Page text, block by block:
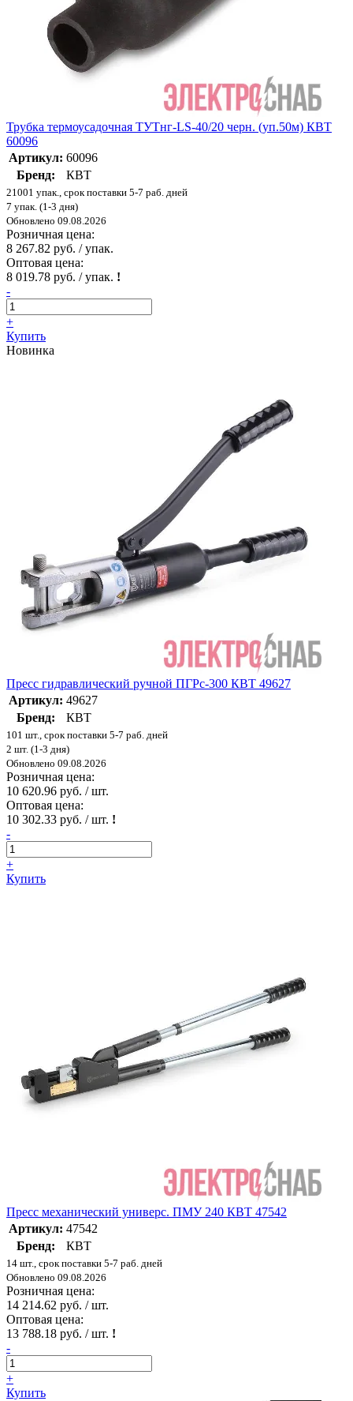
Трубка термоусадочная ТУТнг-LS-40/20 черн. (уп.50м) КВТ
60096
Артикул: 60096
Бренд:
КВТ
21001 упак., срок поставки 5-7 раб. дней
7 упак. (1-3 дня)
Обновлено 09.08.2026
Розничная цена:
8 267.82 руб. / упак.
Оптовая цена:
8 019.78 руб. / упак. !
-
+
Купить
Новинка
Пресс гидравлический ручной ПГРс-300 КВТ 49627
Артикул: 49627
Бренд:
КВТ
101 шт., срок поставки 5-7 раб. дней
2 шт. (1-3 дня)
Обновлено 09.08.2026
Розничная цена:
10 620.96 руб. / шт.
Оптовая цена:
10 302.33 руб. / шт. !
-
+
Купить
Пресс механический универс. ПМУ 240 КВТ 47542
Артикул: 47542
Бренд:
КВТ
14 шт., срок поставки 5-7 раб. дней
Обновлено 09.08.2026
Розничная цена:
14 214.62 руб. / шт.
Оптовая цена:
13 788.18 руб. / шт. !
-
+
Купить